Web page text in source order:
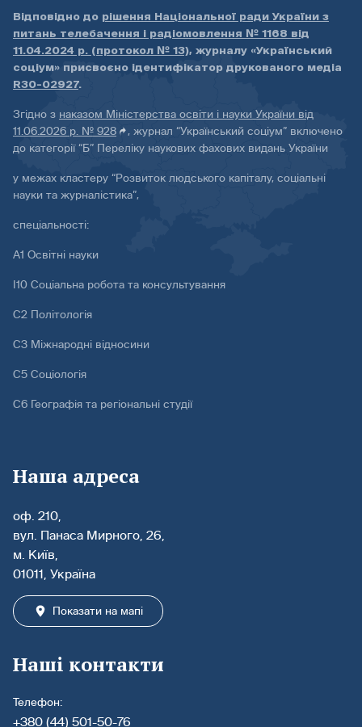
Відповідно до рішення Національної ради України з
питань телебачення і радіомовлення № 1168 від
11.04.2024 р. (протокол № 13), журналу «Український
соціум» присвоєно ідентифікатор друкованого медіа
R30-02927.
Згідно з наказом Міністерства освіти і науки України від
11.06.2026 р. № 928
, журнал “Український соціум” включено
до категорії “Б” Переліку наукових фахових видань України
у межах кластеру “Розвиток людського капіталу, соціальні
науки та журналістика”,
спеціальності:
А1 Освітні науки
І10 Соціальна робота та консультування
С2 Політологія
С3 Міжнародні відносини
С5 Соціологія
С6 Географія та регіональні студії
Наша адреса
оф. 210,
вул. Панаса Мирного, 26,
м. Київ,
01011, Україна
Показати на мапі
Наші контакти
Телефон:
+380 (44) 501-50-76